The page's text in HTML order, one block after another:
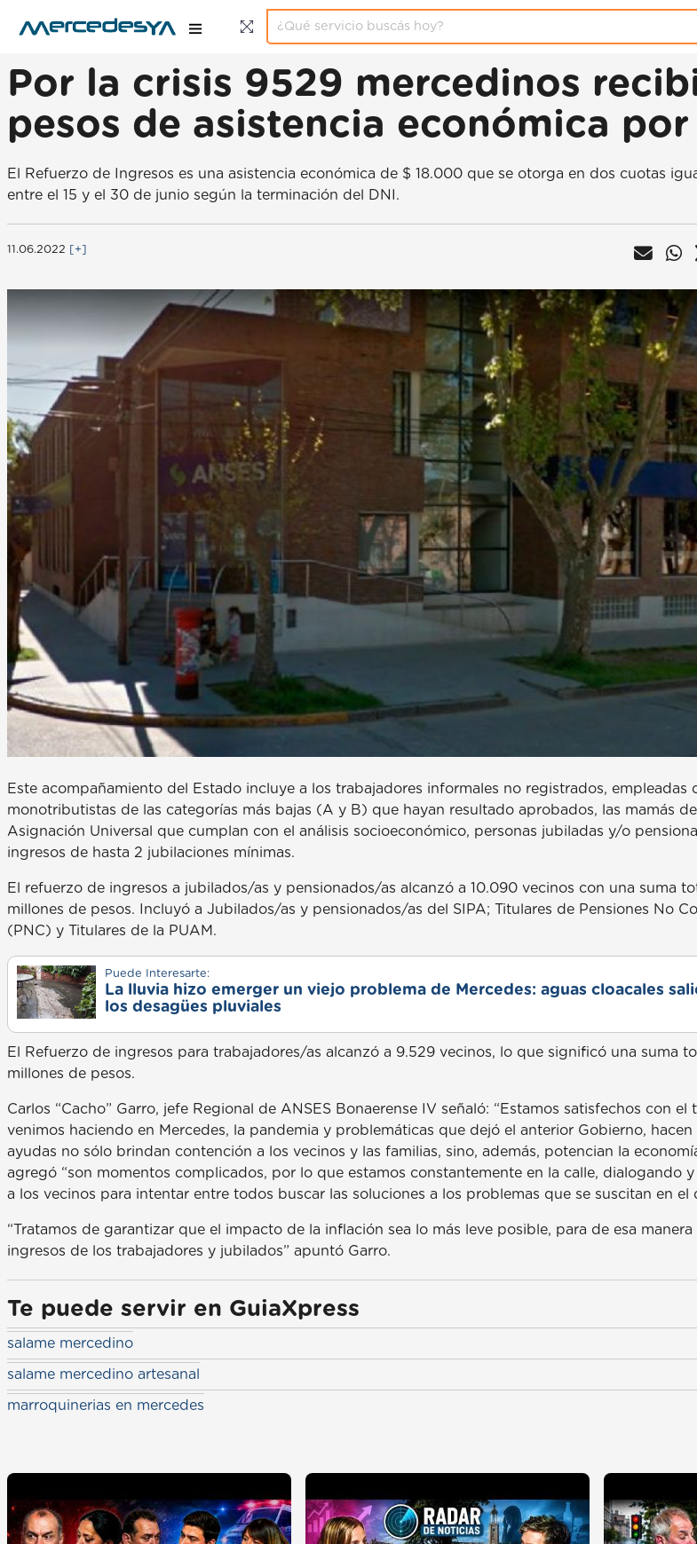
Por la crisis 9529 mercedinos
pesos de asistencia económica
El Refuerzo de Ingresos es una asistencia económica de $ 18.000 que se otorga en dos cuotas
entre el 15 y el 30 de junio según la terminación del DNI.
11.06.2022 [+]
Este acompañamiento del Estado incluye a los trabajadores informales no registrados, empleadas
monotributistas de las categorías más bajas (A y B) que hayan resultado aprobados, las mamás
Asignación Universal que cumplan con el análisis socioeconómico, personas jubiladas y/o
ingresos de hasta 2 jubilaciones mínimas.
El refuerzo de ingresos a jubilados/as y pensionados/as alcanzó a 10.090 vecinos con una suma
millones de pesos. Incluyó a Jubilados/as y pensionados/as del SIPA; Titulares de Pensiones No
(PNC) y Titulares de la PUAM.
Puede Interesarte:
La lluvia hizo emerger un viejo problema de Mercedes: aguas cloacales
los desagües pluviales
El Refuerzo de ingresos para trabajadores/as alcanzó a 9.529 vecinos, lo que significó una suma
millones de pesos.
Carlos “Cacho” Garro, jefe Regional de ANSES Bonaerense IV señaló: “Estamos satisfechos con el
venimos haciendo en Mercedes, la pandemia y problemáticas que dejó el anterior Gobierno, hacen
ayudas no sólo brindan contención a los vecinos y las familias, sino, además, potencian la
agregó “son momentos complicados, por lo que estamos constantemente en la calle, dialogando
a los vecinos para intentar entre todos buscar las soluciones a los problemas que se suscitan en el
“Tratamos de garantizar que el impacto de la inflación sea lo más leve posible, para de esa
ingresos de los trabajadores y jubilados” apuntó Garro.
Te puede servir en GuiaXpress
salame mercedino
salame mercedino artesanal
marroquinerias en mercedes